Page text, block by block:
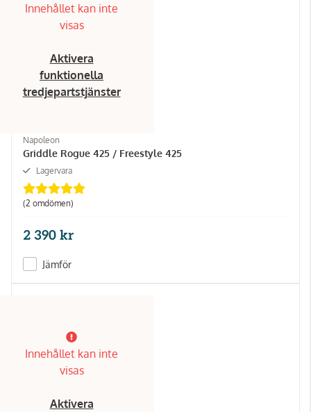
Innehållet kan inte
visas
Aktivera
funktionella
tredjepartstjänster
Napoleon
Griddle Rogue 425 / Freestyle 425
Lagervara
(2 omdömen)
2 390 kr
Jämför
Innehållet kan inte
visas
Aktivera